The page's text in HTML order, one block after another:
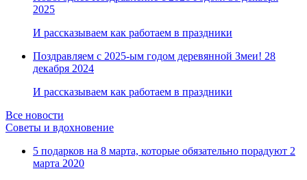
2025
И рассказываем как работаем в праздники
Поздравляем с 2025-ым годом деревянной Змеи! 28
декабря 2024
И рассказываем как работаем в праздники
Все новости
Советы и вдохновение
5 подарков на 8 марта, которые обязательно порадуют 2
марта 2020